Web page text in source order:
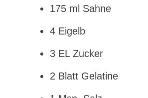
175 ml Sahne
4 Eigelb
3 EL Zucker
2 Blatt Gelatine